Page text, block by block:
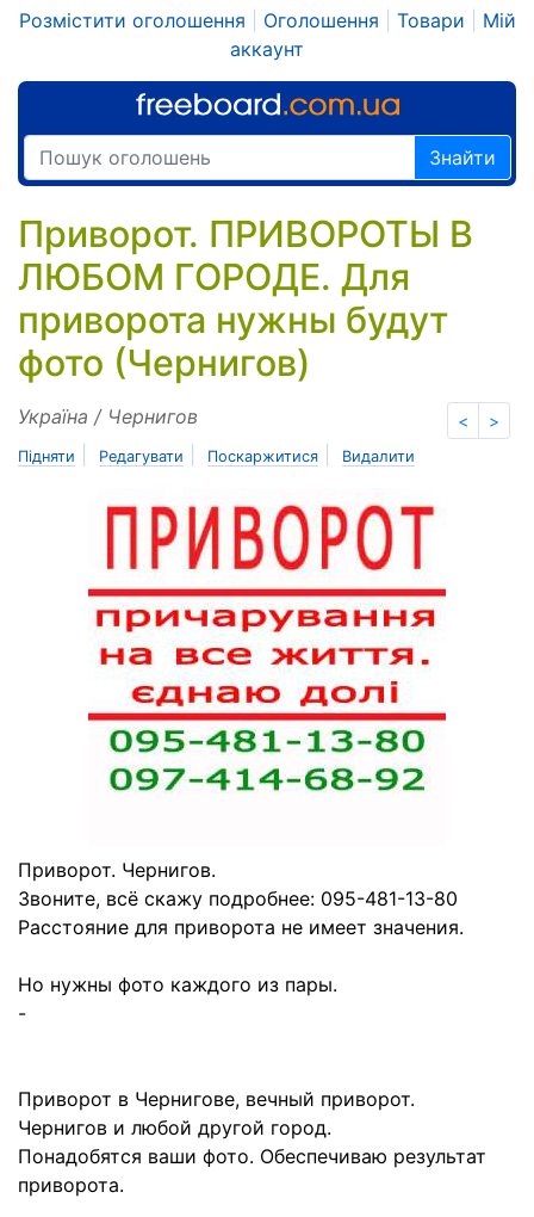
Розмістити оголошення Оголошення Товари
Мій
аккаунт
Знайти
Приворот. ПРИВОРОТЫ В
ЛЮБОМ ГОРОДЕ. Для
приворота нужны будут
фото (Чернигов)
< >
Україна / Чернигов
Підняти Редагувати Поскаржитися Видалити
Приворот. Чернигов.
Звоните, всё скажу подробнее: 095-481-13-80
Расстояние для приворота не имеет значения.
Но нужны фото каждого из пары.
-
Приворот в Чернигове, вечный приворот.
Чернигов и любой другой город.
Понадобятся ваши фото. Обеспечиваю результат
приворота.